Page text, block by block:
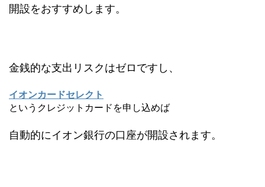
開設をおすすめします。
金銭的な支出リスクはゼロですし、
イオンカードセレクト
というクレジットカードを申し込めば
自動的にイオン銀行の口座が開設されます。